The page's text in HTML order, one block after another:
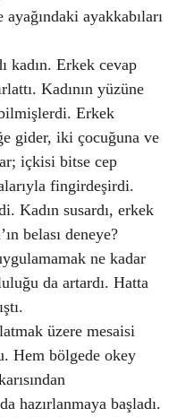
ayakkabıları
kadın. Erkek cevap
Kadının yüzüne
Erkek
gider, iki çocuğuna ve
içkisi bitse cep
fingirdeşirdi.
Kadın susardı, erkek
belası deneye?
ne kadar
da artardı. Hatta
üzere mesaisi
Hem bölgede okey
hazırlanmaya başladı.